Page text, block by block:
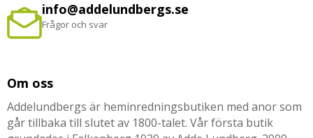
info@addelundbergs.se
Frågor och svar
Om oss
Addelundbergs är heminredningsbutiken med anor som
går tillbaka till slutet av 1800-talet. Vår första butik